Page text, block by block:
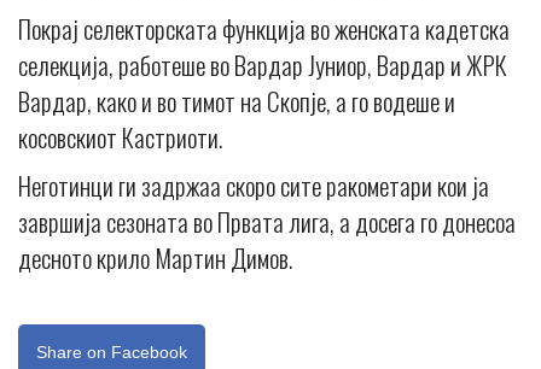
Покрај селекторската функција во женската кадетска
селекција, работеше во Вардар Јуниор, Вардар и ЖРК
Вардар, како и во тимот на Скопје, а го водеше и
косовскиот Кастриоти.
Неготинци ги задржаа скоро сите ракометари кои ја
завршија сезоната во Првата лига, а досега го донесоа
десното крило Мартин Димов.
Share on Facebook